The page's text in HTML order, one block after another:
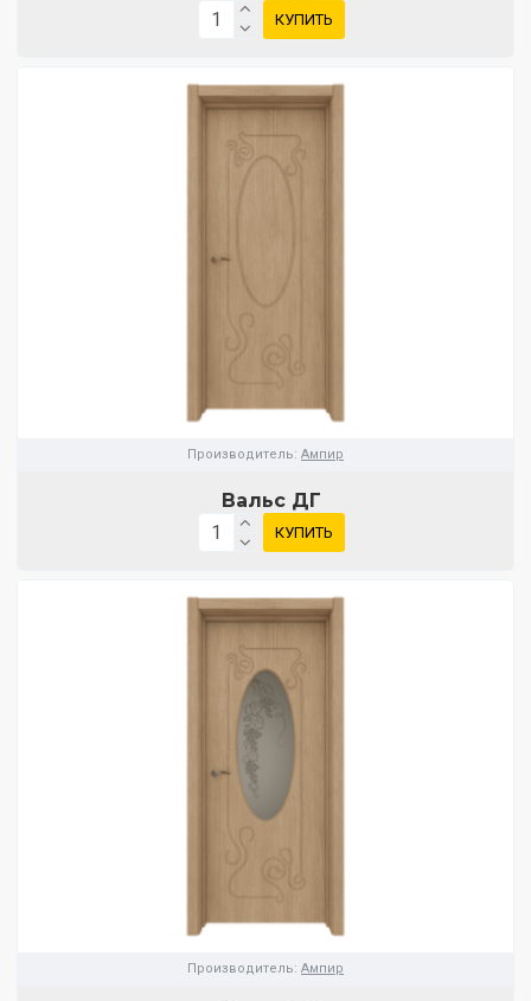
КУПИТЬ
Производитель: Ампир
Вальс ДГ
КУПИТЬ
Производитель: Ампир